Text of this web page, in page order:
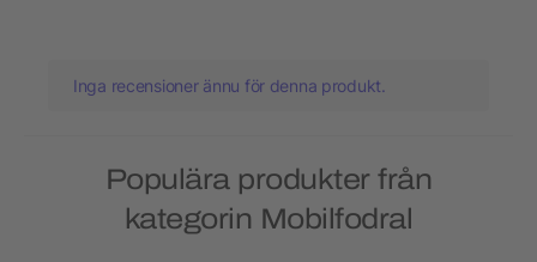
Inga recensioner ännu för denna produkt.
Populära produkter från
kategorin Mobilfodral